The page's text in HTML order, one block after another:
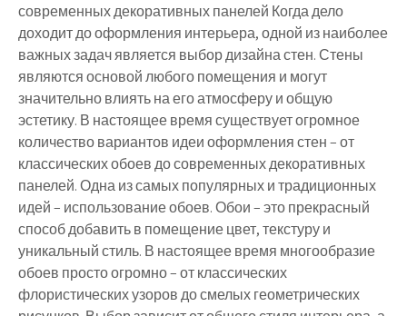
современных декоративных панелей Когда дело
доходит до оформления интерьера, одной из наиболее
важных задач является выбор дизайна стен. Стены
являются основой любого помещения и могут
значительно влиять на его атмосферу и общую
эстетику. В настоящее время существует огромное
количество вариантов идеи оформления стен – от
классических обоев до современных декоративных
панелей. Одна из самых популярных и традиционных
идей – использование обоев. Обои – это прекрасный
способ добавить в помещение цвет, текстуру и
уникальный стиль. В настоящее время многообразие
обоев просто огромно – от классических
флористических узоров до смелых геометрических